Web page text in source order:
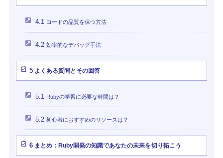
4.1 コードの品質を保つ方法
4.2 効率的なデバッグ手法
5よくある質問とその回答
5.1 Rubyの学習に必要な時間は？
5.2 初心者におすすめのリソースは？
6まとめ：Ruby開発の知識であなたの未来を切り拓こう